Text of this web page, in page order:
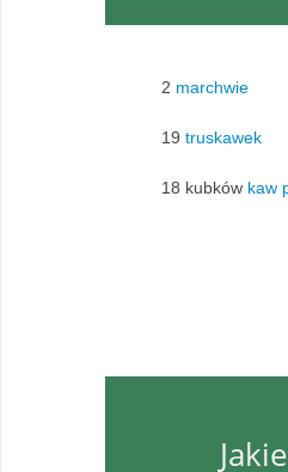
2 marchwie
19 truskawek
18 kubków kaw